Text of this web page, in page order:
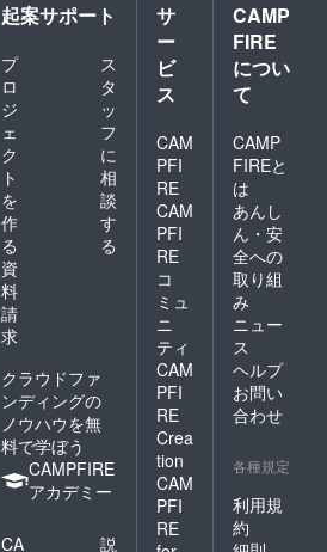
起案サポート
プ
ロ
ジ
ェ
ク
ト
を
作
る
ス
タ
ッ
フ
に
相
談
す
る
資
料
請
求
クラウドファ
ンディングの
ノウハウを無
料で学ぼう
CAMPFIRE
アカデミー
CA 説
サ
ー
ビ
ス
CAM
PFI
RE
CAM
PFI
RE
コ
ミュ
ニ
ティ
CAM
PFI
RE
Crea
tion
CAM
PFI
RE
CAMP
FIRE
につい
て
CAMP
FIREと
は
あんし
ん・安
全への
取り組
み
ニュー
ス
ヘルプ
お問い
合わせ
各種規定
利用規
約